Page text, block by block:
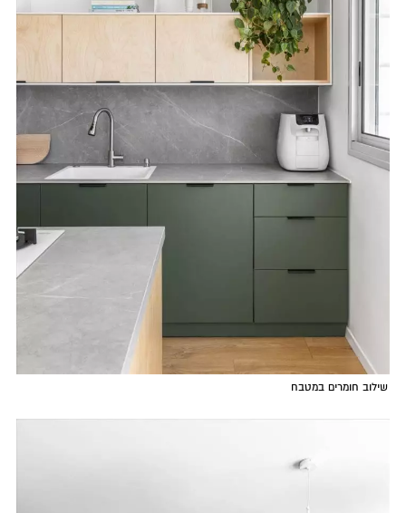
שילוב חומרים במטבח